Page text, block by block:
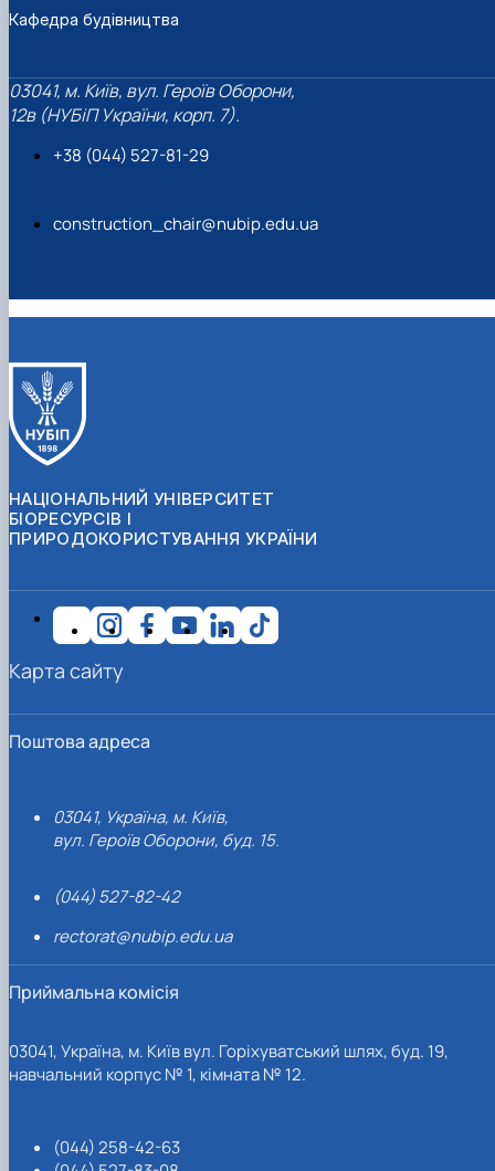
Кафедра будівництва
03041, м. Київ, вул. Героїв Оборони,
12в (НУБіП України, корп. 7).
+38 (044) 527-81-29
construction_chair@nubip.edu.ua
НАЦІОНАЛЬНИЙ УНІВЕРСИТЕТ
БІОРЕСУРСІВ І
ПРИРОДОКОРИСТУВАННЯ УКРАЇНИ
Поштова адреса
03041, Україна, м. Київ,
вул. Героїв Оборони, буд. 15.
(044) 527-82-42
rectorat@nubip.edu.ua
Приймальна комісія
03041, Україна, м. Київ вул. Горіхуватський шлях, буд. 19,
навчальний корпус № 1, кімната № 12.
(044) 258-42-63
Карта сайту